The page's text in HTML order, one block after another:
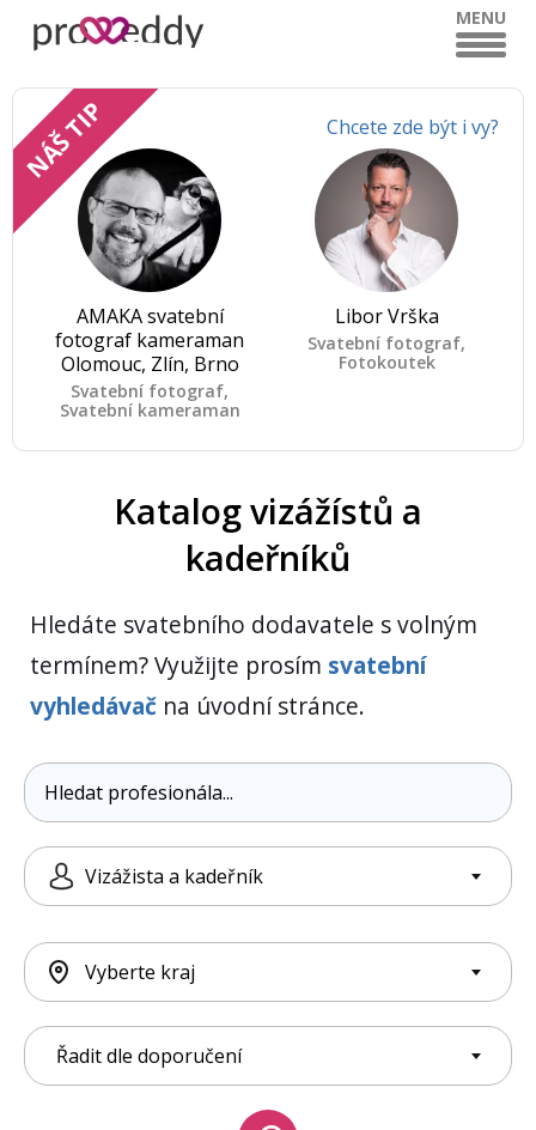
MENU
NÁŠ TIP Chcete zde být i vy?
AMAKA svatební
fotograf kameraman
Olomouc, Zlín, Brno
Svatební fotograf,
Svatební kameraman
Libor Vrška
Svatební fotograf,
Fotokoutek
Katalog vizážístů a
kadeřníků
Hledáte svatebního dodavatele s volným
termínem? Využijte prosím svatební
vyhledávač na úvodní stránce.
Vizážista a kadeřník
Vyberte kraj
Řadit dle doporučení